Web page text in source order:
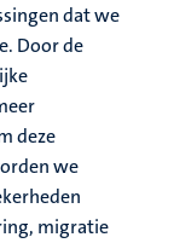
dat we
Door de
deze
we
migratie